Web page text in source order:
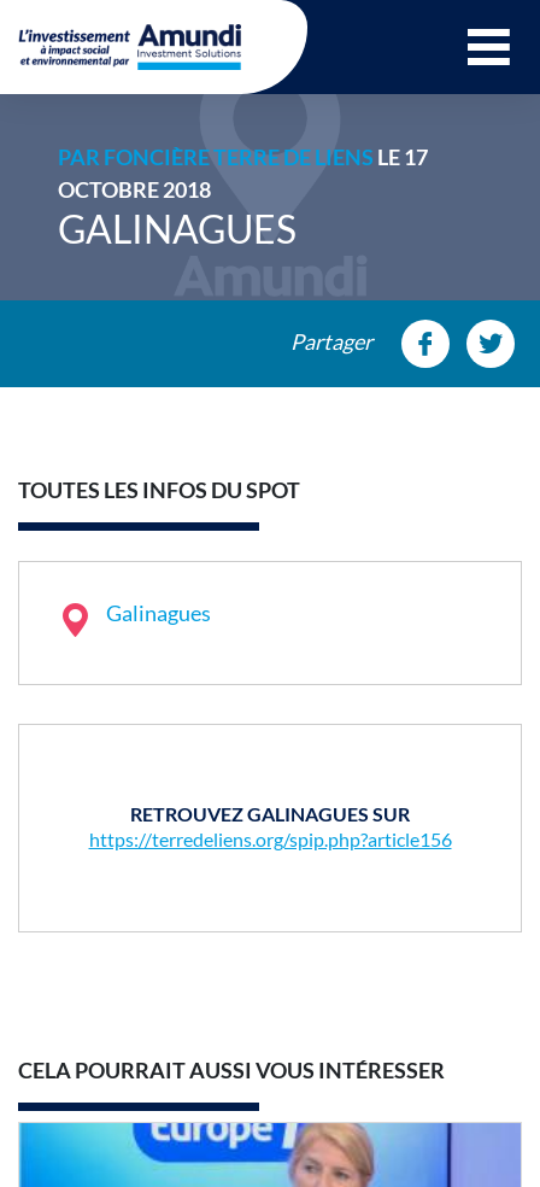
PAR FONCIÈRE TERRE DE LIENS LE 17
OCTOBRE 2018
GALINAGUES
Partager
TOUTES LES INFOS DU SPOT
Galinagues
RETROUVEZ GALINAGUES SUR
https://terredeliens.org/spip.php?article156
CELA POURRAIT AUSSI VOUS INTÉRESSER